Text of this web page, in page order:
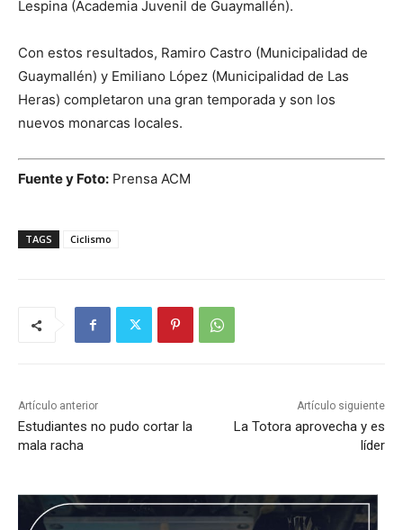
Lespina (Academia Juvenil de Guaymallén).
Con estos resultados, Ramiro Castro (Municipalidad de
Guaymallén) y Emiliano López (Municipalidad de Las
Heras) completaron una gran temporada y son los
nuevos monarcas locales.
Fuente y Foto: Prensa ACM
TAGS Ciclismo
Artículo anterior
Estudiantes no pudo cortar la
mala racha
Artículo siguiente
La Totora aprovecha y es
líder